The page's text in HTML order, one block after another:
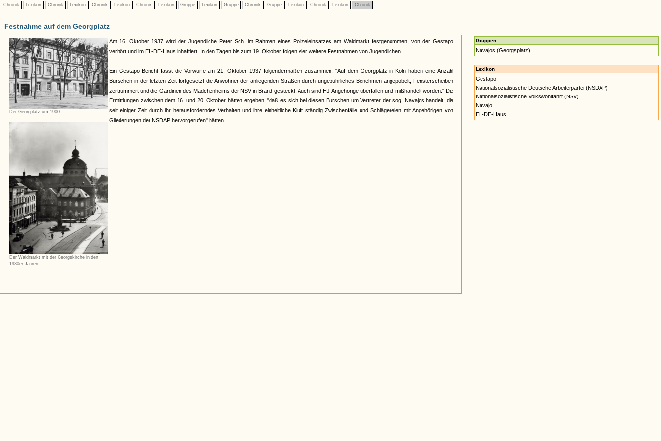
Chronik Lexikon Chronik Lexikon Chronik Lexikon Chronik Lexikon Gruppe Lexikon Gruppe Chronik Gruppe Lexikon Chronik Lexikon Chronik
Festnahme auf dem Georgplatz
Der Georgplatz um 1900
Der Waidmarkt mit der Georgskirche in den
1930er Jahren
Am 16. Oktober 1937 wird der Jugendliche Peter Sch. im Rahmen eines Polizeieinsatzes am Waidmarkt festgenommen, von der Gestapo
verhört und im EL-DE-Haus inhaftiert. In den Tagen bis zum 19. Oktober folgen vier weitere Festnahmen von Jugendlichen.
Ein Gestapo-Bericht fasst die Vorwürfe am 21. Oktober 1937 folgendermaßen zusammen: "Auf dem Georgplatz in Köln haben eine Anzahl
Burschen in der letzten Zeit fortgesetzt die Anwohner der anliegenden Straßen durch ungebührliches Benehmen angepöbelt, Fensterscheiben
zertrümmert und die Gardinen des Mädchenheims der NSV in Brand gesteckt. Auch sind HJ-Angehörige überfallen und mißhandelt worden." Die
Ermittlungen zwischen dem 16. und 20. Oktober hätten ergeben, "daß es sich bei diesen Burschen um Vertreter der sog. Navajos handelt, die
seit einiger Zeit durch ihr herausforderndes Verhalten und ihre einheitliche Kluft ständig Zwischenfälle und Schlägereien mit Angehörigen von
Gliederungen der NSDAP hervorgerufen" hätten.
Gruppen
Navajos (Georgsplatz)
Lexikon
Gestapo
Nationalsozialistische Deutsche Arbeiterpartei (NSDAP)
Nationalsozialistische Volkswohlfahrt (NSV)
Navajo
EL-DE-Haus